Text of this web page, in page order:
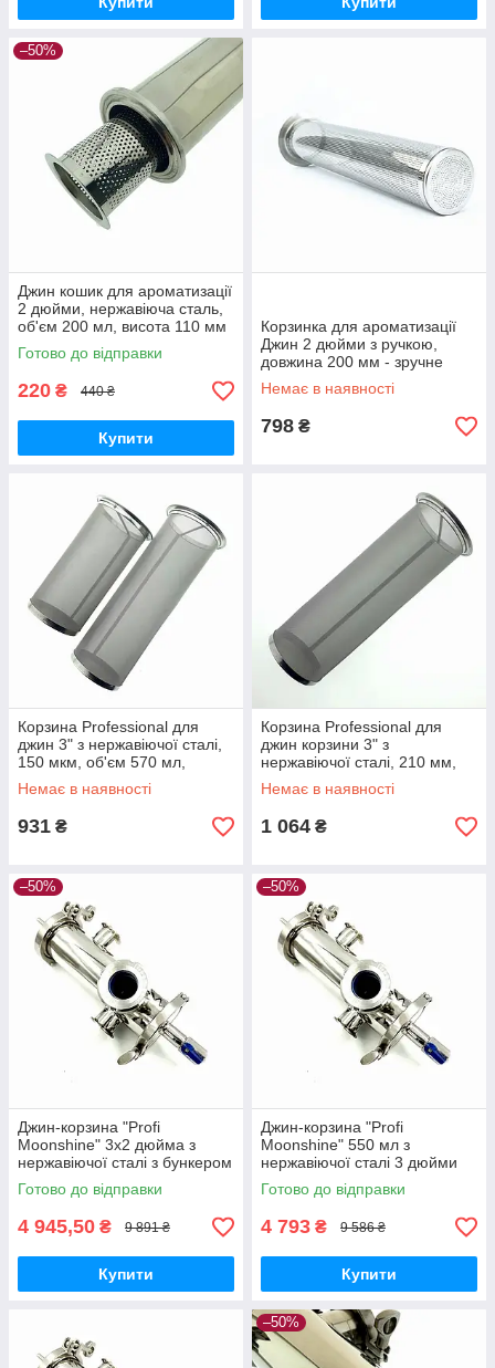
–50%
Джин кошик для ароматизації
2 дюйми, нержавіюча сталь,
об'єм 200 мл, висота 110 мм
Готово до відправки
220 ₴ 440 ₴
Купити
Корзинка для ароматизації
Джин 2 дюйми з ручкою,
довжина 200 мм - зручне
рішення для затишної
атмосфери
Немає в наявності
798 ₴
Корзина Professional для
джин 3" з нержавіючої сталі,
150 мкм, об'єм 570 мл,
висота 150 мм
Немає в наявності
931 ₴
Корзина Professional для
джин корзини 3" з
нержавіючої сталі, 210 мм,
об'єм 770 мл, ячейка 150
мікрон
Немає в наявності
1 064 ₴
–50%
Джин-корзина "Profi
Moonshine" 3х2 дюйма з
нержавіючої сталі з бункером
550 мл для дистиляції
Готово до відправки
4 945,50 ₴ 9 891 ₴
Купити
–50%
Джин-корзина "Profi
Moonshine" 550 мл з
нержавіючої сталі 3 дюйми
для домашнього дистилятора
з заміною в процесі
Готово до відправки
4 793 ₴ 9 586 ₴
Купити
–50%